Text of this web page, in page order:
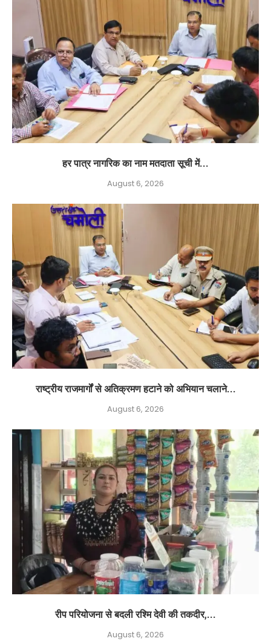
हर पात्र नागरिक का नाम मतदाता सूची में...
August 6, 2026
राष्ट्रीय राजमार्गों से अतिक्रमण हटाने को अभियान चलाने...
August 6, 2026
रीप परियोजना से बदली रश्मि देवी की तकदीर,...
August 6, 2026